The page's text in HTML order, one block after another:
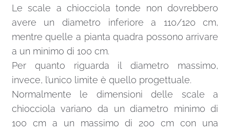
Le scale a chiocciola tonde non dovrebbero
avere un diametro inferiore a 110/120 cm,
mentre quelle a pianta quadra possono arrivare
a un minimo di 100 cm.
Per quanto riguarda il diametro massimo,
invece, l’unico limite è quello progettuale.
Normalmente le dimensioni delle scale a
chiocciola variano da un diametro minimo di
100 cm a un massimo di 200 cm con una